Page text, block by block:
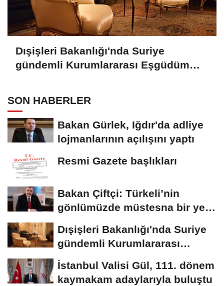
Dışişleri Bakanlığı'nda Suriye
gündemli Kurumlararası Eşgüdüm
SON HABERLER
Bakan Gürlek, Iğdır'da adliye
lojmanlarının açılışını yaptı
Resmi Gazete başlıkları
Bakan Çiftçi: Türkeli’nin
gönlümüzde müstesna bir yeri
Dışişleri Bakanlığı'nda Suriye
gündemli Kurumlararası
Eşgüdüm...
İstanbul Valisi Gül, 111. dönem
kaymakam adaylarıyla buluştu